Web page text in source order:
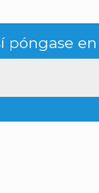
póngase